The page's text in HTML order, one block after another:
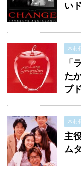
い
木村
「
た
ブ
木村
主
ム